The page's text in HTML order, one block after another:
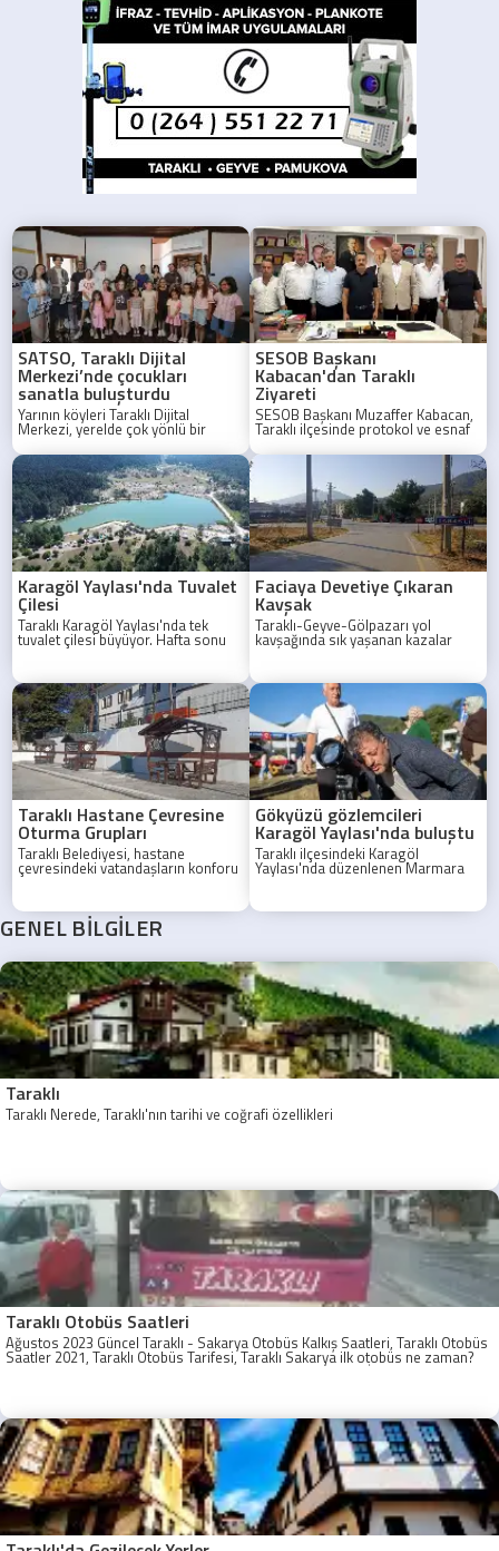
SATSO, Taraklı Dijital
Merkezi’nde çocukları
sanatla buluşturdu
Yarının köyleri Taraklı Dijital
Merkezi, yerelde çok yönlü bir
yaşam alanına katkı sunuyor.
Sakarya Ticaret ve Sanayi Odası’nın
(SATSO) yerel paydaşı olduğu,
Trendyol ve Birleşmiş Milletler
Kalkınma Programı (UNDP) iş
birliğiyle yürütülen “Yarının Köyleri”
Projesi kapsamında faaliyet
gösteren Taraklı Dijital Merkezi, her
yaştan bireyin öğrenme, üretme ve
sosyalleşme süreçlerini
destekleyen çok yönlü bir yaşam
alanı olarak çalışmalarını
sürdürüyor.
SESOB Başkanı
Kabacan'dan Taraklı
Ziyareti
SESOB Başkanı Muzaffer Kabacan,
Taraklı ilçesinde protokol ve esnaf
temsilcileriyle bir araya geldi.
Karagöl Yaylası'nda Tuvalet
Çilesi
Taraklı Karagöl Yaylası'nda tek
tuvalet çilesi büyüyor. Hafta sonu
yoğunluğunda kampçılar uzun
Faciaya Devetiye Çıkaran
Kavşak
Taraklı-Geyve-Gölpazarı yol
kavşağında sık yaşanan kazalar
nedeniyle bölge halkı acil önlem
Taraklı Hastane Çevresine
Oturma Grupları
Taraklı Belediyesi, hastane
çevresindeki vatandaşların konforu
için yeni oturma grupları yerleştirdi.
Gökyüzü gözlemcileri
Karagöl Yaylası'nda buluştu
Taraklı ilçesindeki Karagöl
Yaylası'nda düzenlenen Marmara
Gözlem Etkinliği (MAGET),
getirdi.
GENEL BİLGİLER
Taraklı
Taraklı Nerede, Taraklı'nın tarihi ve coğrafi özellikleri
Taraklı Otobüs Saatleri
Ağustos 2023 Güncel Taraklı - Sakarya Otobüs Kalkış Saatleri, Taraklı Otobüs
Saatler 2021, Taraklı Otobüs Tarifesi, Taraklı Sakarya ilk otobüs ne zaman?
Taraklı - Sakarya Son Otobüs Ne zaman? Sakarya Taraklı İlk Otobüs Ne